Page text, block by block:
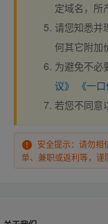
定域名，所
请您知悉并
何其它附加
为避免不必
议》
《一
若您不同意
安全提示：请勿相
单、兼职或返利等，谨